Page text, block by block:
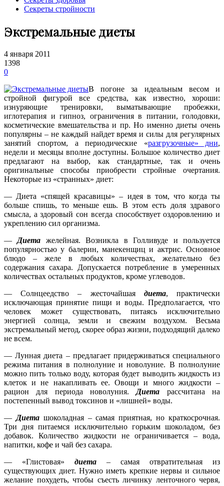
Секреты стройности
Экстремальные диеты
4 января 2011
1398
0
В погоне за идеальным весом и
стройной фигурой все средства, как известно, хороши:
изнуряющие тренировки, выматывающие пробежки,
иглотерапия и гипноз, ограничения в питании, голодовки,
косметические вмешательства и пр. Но именно диеты очень
популярны – не каждый найдет время и силы для регулярных
занятий спортом, а периодические «разгрузочные» дни,
недели и месяцы вполне доступны. Большое количество диет
предлагают на выбор, как стандартные, так и очень
оригинальные способы приобрести стройные очертания.
Некоторые из «странных» диет:
— Диета «спящей красавицы» – идея в том, что когда ты
больше спишь, то меньше ешь. В этом есть доля здравого
смысла, а здоровый сон всегда способствует оздоровлению и
укреплению сил организма.
— Диета желейная. Возникла в Голливуде и пользуется
популярностью у балерин, манекенщиц и актрис. Основное
блюдо – желе в любых количествах, желательно без
содержания сахара. Допускается потребление в умеренных
количествах остальных продуктов, кроме углеводов.
— Солнцеедство – жесточайшая диета, практически
исключающая принятие пищи и воды. Предполагается, что
человек может существовать, питаясь исключительно
энергией солнца, земли и свежим воздухом. Весьма
экстремальный метод, скорее образ жизни, подходящий далеко
не всем.
— Лунная диета – предлагает придерживаться специального
режима питания в полнолуние и новолуние. В полнолуние
можно пить только воду, которая будет выводить жидкость из
клеток и не накапливать ее. Овощи и много жидкости –
рацион для периода новолуния. Диета рассчитана на
постепенный вывод токсинов и «лишней» воды.
— Диеташоколадная – самая приятная, но краткосрочная.
Три дня питаемся исключительно горьким шоколадом, без
добавок. Количество жидкости не ограничивается – вода,
напитки, кофе и чай без сахара.
— «Глистовая» диета – самая отвратительная из
существующих диет. Нужно иметь крепкие нервы и сильное
желание похудеть, чтобы съесть личинку ленточного червя,